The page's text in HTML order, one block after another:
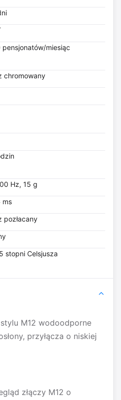
miesiąc
chromowany
Hz, 15 g
ms
pozłacany
stopni Celsjusza
M12 wodoodporne
przyłącza o niskiej
złączy M12 o